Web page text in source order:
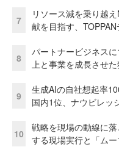
7
リソース減を乗り越
献を目指す、
8
パートナービジネス
上と事業を成長させ
9
生成AIの自社想起率
国内1位、ナウビレッ
10
戦略を現場の動線に
する現場実行と「ム